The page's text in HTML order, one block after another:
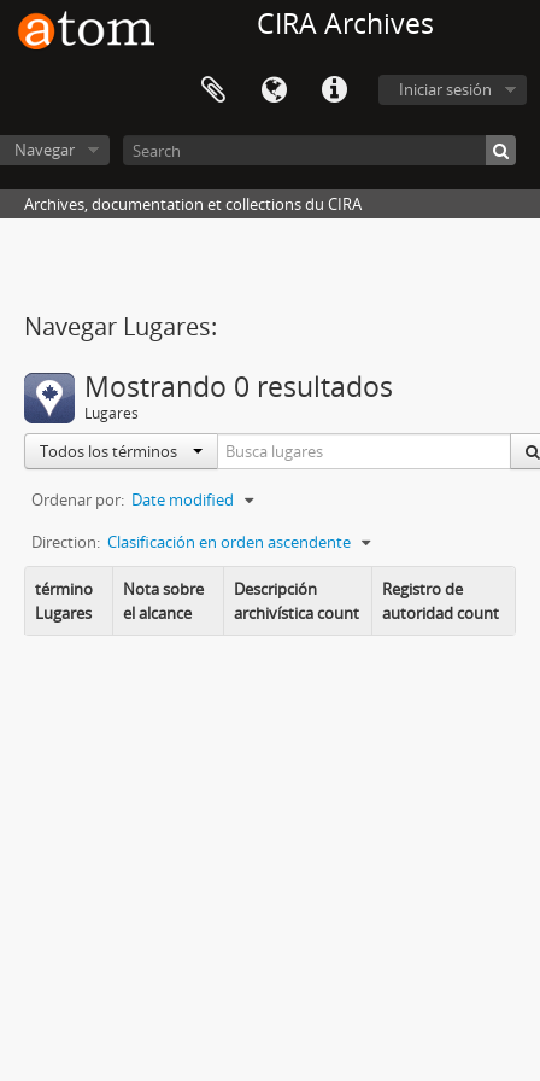
CIRA Archives
Iniciar sesión
Navegar
Archives, documentation et collections du CIRA
Navegar Lugares:
Mostrando 0 resultados
Lugares
Todos los términos
Ordenar por: Date modified
Direction: Clasificación en orden ascendente
término
Lugares
Nota sobre
el alcance
Descripción
archivística count
Registro de
autoridad count